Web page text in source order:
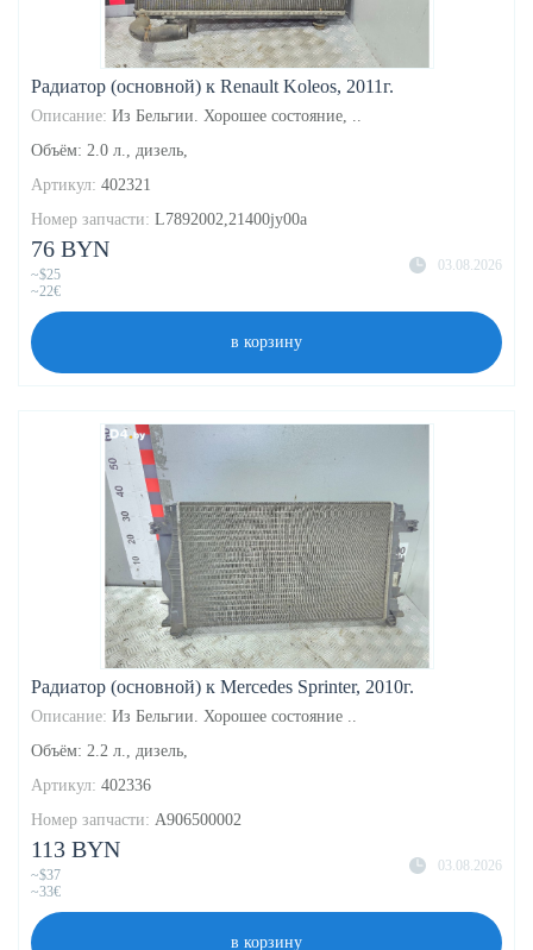
Радиатор (основной) к Renault Koleos, 2011г.
Описание: Из Бельгии. Хорошее состояние, ..
Объём: 2.0 л., дизель,
Артикул: 402321
Номер запчасти: L7892002,21400jy00a
03.08.2026
76 BYN
~$25
~22€
в корзину
Радиатор (основной) к Mercedes Sprinter, 2010г.
Описание: Из Бельгии. Хорошее состояние ..
Объём: 2.2 л., дизель,
Артикул: 402336
Номер запчасти: A906500002
03.08.2026
113 BYN
~$37
~33€
в корзину